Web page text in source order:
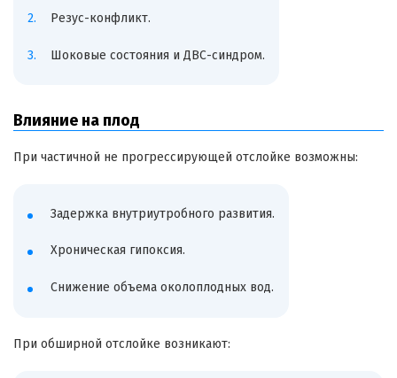
Резус-конфликт.
Шоковые состояния и ДВС-синдром.
Влияние на плод
При частичной не прогрессирующей отслойке возможны:
Задержка внутриутробного развития.
Хроническая гипоксия.
Снижение объема околоплодных вод.
При обширной отслойке возникают: